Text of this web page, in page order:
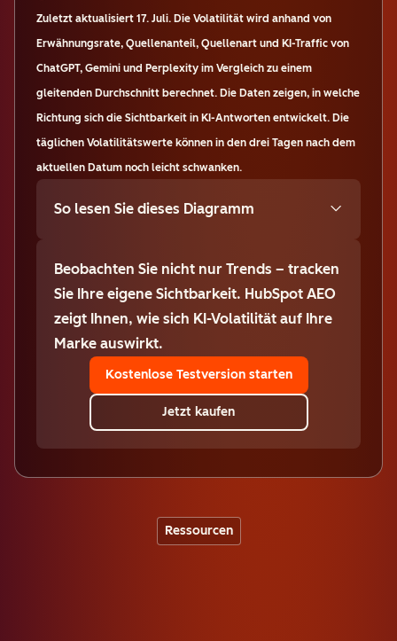
Zuletzt aktualisiert 17. Juli. Die Volatilität wird anhand von
Erwähnungsrate, Quellenanteil, Quellenart und KI-Traffic von
ChatGPT, Gemini und Perplexity im Vergleich zu einem
gleitenden Durchschnitt berechnet. Die Daten zeigen, in welche
Richtung sich die Sichtbarkeit in KI-Antworten entwickelt. Die
täglichen Volatilitätswerte können in den drei Tagen nach dem
aktuellen Datum noch leicht schwanken.
So lesen Sie dieses Diagramm
Beobachten Sie nicht nur Trends – tracken
Sie Ihre eigene Sichtbarkeit. HubSpot AEO
zeigt Ihnen, wie sich KI-Volatilität auf Ihre
Marke auswirkt.
Kostenlose Testversion starten
Jetzt kaufen
Ressourcen